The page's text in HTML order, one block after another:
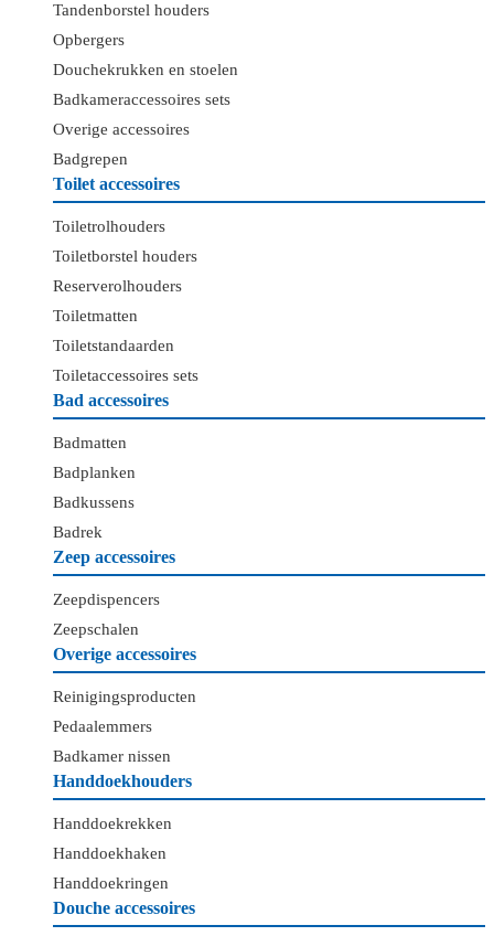
Tandenborstel houders
Opbergers
Douchekrukken en stoelen
Badkameraccessoires sets
Overige accessoires
Badgrepen
Toilet accessoires
Toiletrolhouders
Toiletborstel houders
Reserverolhouders
Toiletmatten
Toiletstandaarden
Toiletaccessoires sets
Bad accessoires
Badmatten
Badplanken
Badkussens
Badrek
Zeep accessoires
Zeepdispencers
Zeepschalen
Overige accessoires
Reinigingsproducten
Pedaalemmers
Badkamer nissen
Handdoekhouders
Handdoekrekken
Handdoekhaken
Handdoekringen
Douche accessoires